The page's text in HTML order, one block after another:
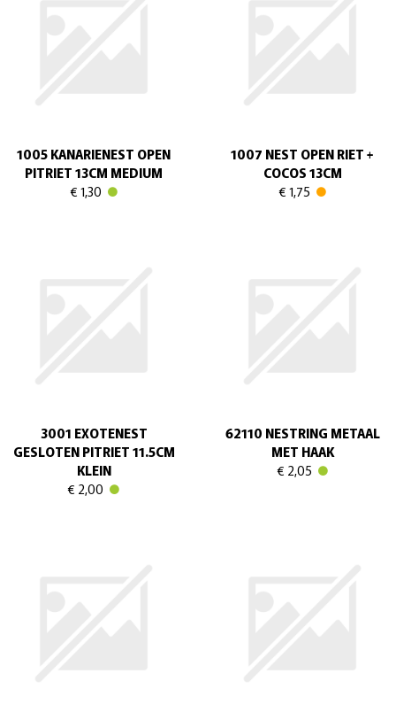
1005 KANARIENEST OPEN
PITRIET 13CM MEDIUM
€ 1,30
1007 NEST OPEN RIET +
COCOS 13CM
€ 1,75
3001 EXOTENEST
GESLOTEN PITRIET 11.5CM
KLEIN
€ 2,00
62110 NESTRING METAAL
MET HAAK
€ 2,05